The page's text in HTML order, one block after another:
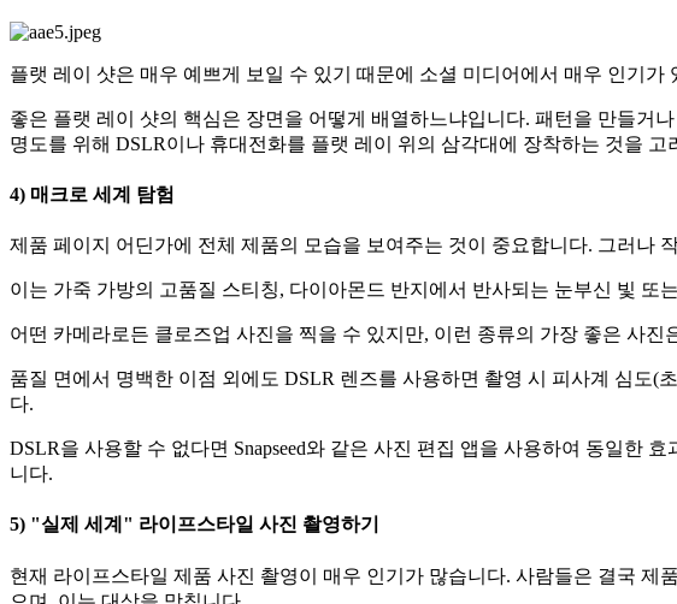
플랫 레이 샷은 매우 예쁘게 보일 수 있기 때문에 소셜 미디어에서 매우 인기
좋은 플랫 레이 샷의 핵심은 장면을 어떻게 배열하느냐입니다. 패턴을 만들거
명도를 위해 DSLR이나 휴대전화를 플랫 레이 위의 삼각대에 장착하는 것을 고
4) 매크로 세계 탐험
제품 페이지 어딘가에 전체 제품의 모습을 보여주는 것이 중요합니다. 그러나
이는 가죽 가방의 고품질 스티칭, 다이아몬드 반지에서 반사되는 눈부신 빛 또
어떤 카메라로든 클로즈업 사진을 찍을 수 있지만, 이런 종류의 가장 좋은 사진
품질 면에서 명백한 이점 외에도 DSLR 렌즈를 사용하면 촬영 시 피사계 심도(
다.
DSLR을 사용할 수 없다면 Snapseed와 같은 사진 편집 앱을 사용하여 동일한
니다.
5) "실제 세계" 라이프스타일 사진 촬영하기
현재 라이프스타일 제품 사진 촬영이 매우 인기가 많습니다. 사람들은 결국